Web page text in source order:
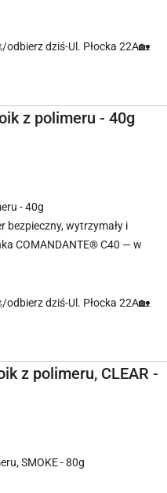
odbierz dziś-Ul. Płocka 22A🏡
z polimeru - 40g
- 40g
bezpieczny, wytrzymały i
COMANDANTE® C40 — w
odbierz dziś-Ul. Płocka 22A🏡
z polimeru, CLEAR -
SMOKE - 80g